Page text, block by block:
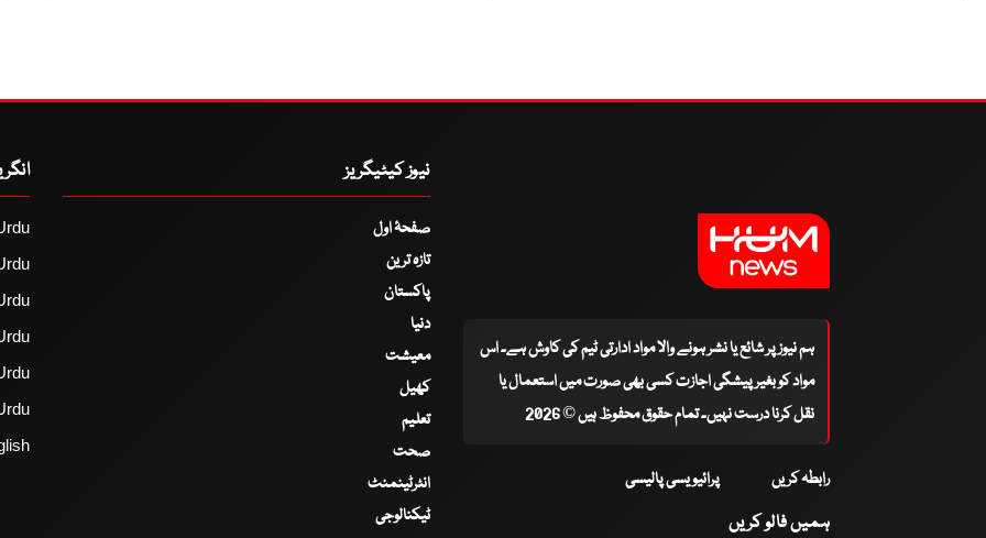
ہم نیوز پر شائع یا نشر ہونے والا مواد ادارتی ٹیم کی کاوش ہے۔ اس
مواد کو بغیر پیشگی اجازت کسی بھی صورت میں استعمال یا
نقل کرنا درست نہیں۔ تمام حقوق محفوظ ہیں © 2026
رابطہ کریں پرائیویسی پالیسی
ہمیں فالو کریں
نیوز کیٹیگریز
صفحۂ اول
تازہ ترین
پاکستان
دنیا
معیشت
کھیل
تعلیم
صحت
انٹرٹینمنٹ
ٹیکنالوجی